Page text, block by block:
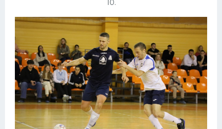
10.